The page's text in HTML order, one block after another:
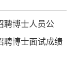
聘博士人员公
聘博士面试成绩